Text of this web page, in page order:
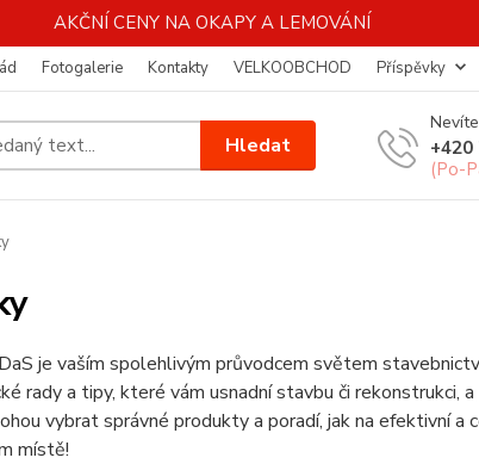
AKČNÍ CENY NA OKAPY A LEMOVÁNÍ
Fotogalerie Kontakty VELKOOBCHOD Příspěvky
Hledat
+420
(Po-
je vaším spolehlivým průvodcem světem
rady a tipy, které vám usnadní stavbu či rekonstrukci,
vybrat správné produkty a poradí, jak na efektivní
místě!